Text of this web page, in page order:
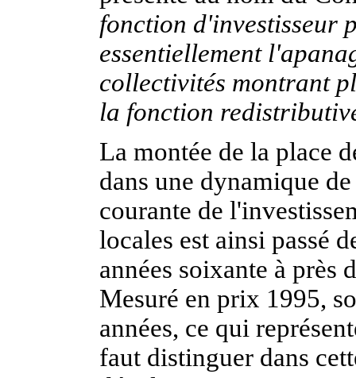
fonction d'investisseur
essentiellement
collectivités montrant
la fonction
La montée de la place
dans une dynamique
courante de
locales est ainsi passé
années soixante à près
Mesuré en prix 1995,
années, ce qui
faut distinguer dans